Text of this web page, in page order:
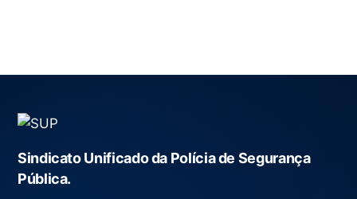
Sindicato Unificado da Polícia de Segurança
Pública.